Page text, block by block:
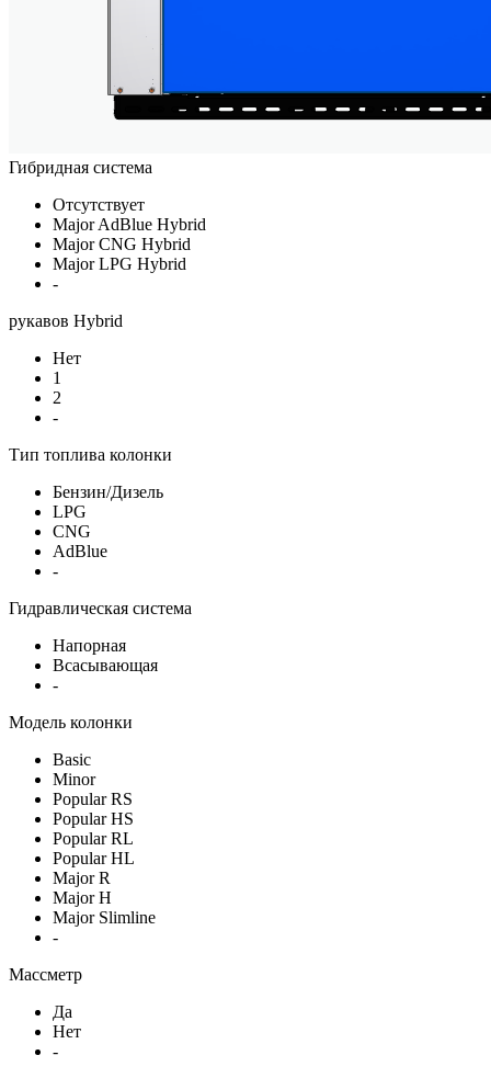
Гибридная система
Отсутствует
Major AdBlue Hybrid
Major CNG Hybrid
Major LPG Hybrid
-
рукавов Hybrid
Нет
1
2
-
Тип топлива колонки
Бензин/Дизель
LPG
CNG
AdBlue
-
Гидравлическая система
Напорная
Всасывающая
-
Модель колонки
Basic
Minor
Popular RS
Popular HS
Popular RL
Popular HL
Major R
Major H
Major Slimline
-
Массметр
Да
Нет
-